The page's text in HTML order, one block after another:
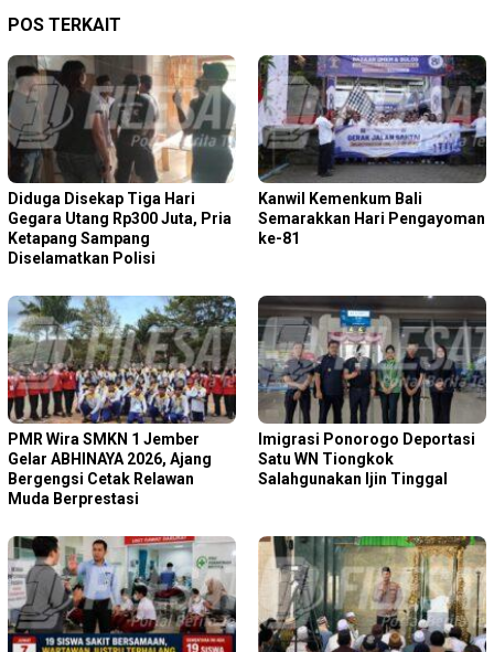
POS TERKAIT
Diduga Disekap Tiga Hari
Gegara Utang Rp300 Juta, Pria
Ketapang Sampang
Diselamatkan Polisi
Kanwil Kemenkum Bali
Semarakkan Hari Pengayoman
ke-81
PMR Wira SMKN 1 Jember
Gelar ABHINAYA 2026, Ajang
Bergengsi Cetak Relawan
Muda Berprestasi
Imigrasi Ponorogo Deportasi
Satu WN Tiongkok
Salahgunakan Ijin Tinggal